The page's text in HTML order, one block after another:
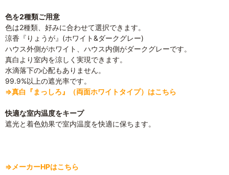
色を2種類ご用意
色は2種類、好みに合わせて選択できます。
涼香『りょうが』(ホワイト&ダークグレー)
ハウス外側がホワイト、ハウス内側がダークグレーです。
真白より室内を涼しく実現できます。
水滴落下の心配もありません。
99.9%以上の遮光率です。
⇒真白『まっしろ』（両面ホワイトタイプ）はこちら
快適な室内温度をキープ
遮光と着色効果で室内温度を快適に保ちます。
⇒メーカーHPはこちら